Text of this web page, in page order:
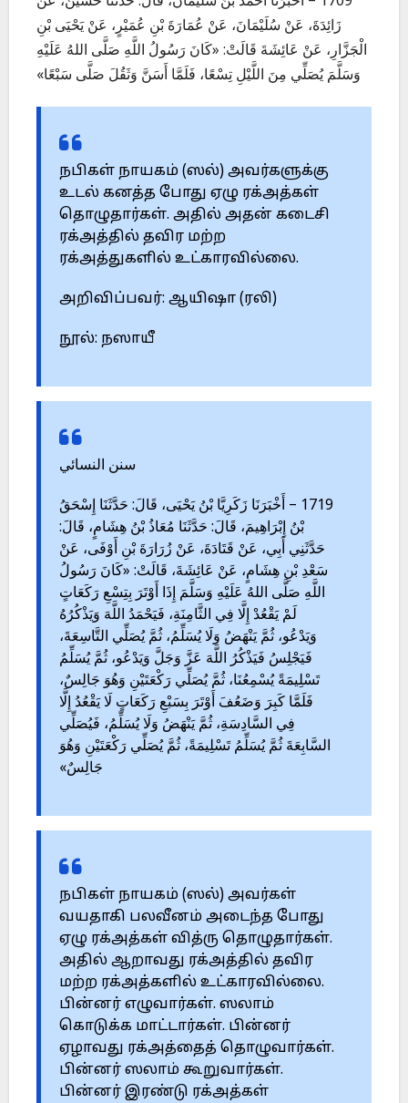
زَائِدَةَ، عَنْ سُلَيْمَانَ، عَنْ عُمَارَةَ بْنِ عُمَيْرٍ، عَنْ يَحْيَى بْنِ
الْجَزَّارِ، عَنْ عَائِشَةَ قَالَتْ: «كَانَ رَسُولُ اللَّهِ صَلَّى اللهُ عَلَيْهِ
وَسَلَّمَ يُصَلِّي مِنَ اللَّيْلِ تِسْعًا، فَلَمَّا أَسَنَّ وَثَقُلَ صَلَّى سَبْعًا»
நபிகள் நாயகம் (ஸல்) அவர்களுக்கு
உடல் கனத்த போது ஏழு ரக்அத்கள்
தொழுதார்கள். அதில் அதன் கடைசி
ரக்அத்தில் தவிர மற்ற
ரக்அத்துகளில் உட்காரவில்லை.
அறிவிப்பவர்: ஆயிஷா (ரலி)
நூல்: நஸாயீ
سنن النسائي
1719 – أَخْبَرَنَا زَكَرِيَّا بْنُ يَحْيَى، قَالَ: حَدَّثَنَا إِسْحَقُ
بْنُ إِبْرَاهِيمَ، قَالَ: حَدَّثَنَا مُعَاذُ بْنُ هِشَامٍ، قَالَ:
حَدَّثَنِي أَبِي، عَنْ قَتَادَةَ، عَنْ زُرَارَةَ بْنِ أَوْفَى، عَنْ
سَعْدِ بْنِ هِشَامٍ، عَنْ عَائِشَةَ، قَالَتْ: «كَانَ رَسُولُ
اللَّهِ صَلَّى اللهُ عَلَيْهِ وَسَلَّمَ إِذَا أَوْتَرَ بِتِسْعِ رَكَعَاتٍ
لَمْ يَقْعُدْ إِلَّا فِي الثَّامِنَةِ، فَيَحْمَدُ اللَّهَ وَيَذْكُرُهُ
وَيَدْعُو، ثُمَّ يَنْهَضُ وَلَا يُسَلِّمُ، ثُمَّ يُصَلِّي التَّاسِعَةَ،
فَيَجْلِسُ فَيَذْكُرُ اللَّهَ عَزَّ وَجَلَّ وَيَدْعُو، ثُمَّ يُسَلِّمُ
تَسْلِيمَةً يُسْمِعُنَا، ثُمَّ يُصَلِّي رَكْعَتَيْنِ وَهُوَ جَالِسٌ،
فَلَمَّا كَبِرَ وَضَعُفَ أَوْتَرَ بِسَبْعِ رَكَعَاتٍ لَا يَقْعُدُ إِلَّا
فِي السَّادِسَةِ، ثُمَّ يَنْهَضُ وَلَا يُسَلِّمُ، فَيُصَلِّي
السَّابِعَةَ ثُمَّ يُسَلِّمُ تَسْلِيمَةً، ثُمَّ يُصَلِّي رَكْعَتَيْنِ وَهُوَ
جَالِسٌ»
நபிகள் நாயகம் (ஸல்) அவர்கள்
வயதாகி பலவீனம் அடைந்த போது
ஏழு ரக்அத்கள் வித்ரு தொழுதார்கள்.
அதில் ஆறாவது ரக்அத்தில் தவிர
மற்ற ரக்அத்களில் உட்காரவில்லை.
பின்னர் எழுவார்கள். ஸலாம்
கொடுக்க மாட்டார்கள். பின்னர்
ஏழாவது ரக்அத்தைத் தொழுவார்கள்.
பின்னர் ஸலாம் கூறுவார்கள்.
பின்னர் இரண்டு ரக்அத்கள்